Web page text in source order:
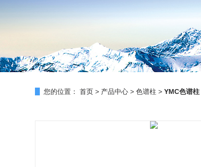
您的位置： 首页 > 产品中心 > 色谱柱 > YMC色谱柱